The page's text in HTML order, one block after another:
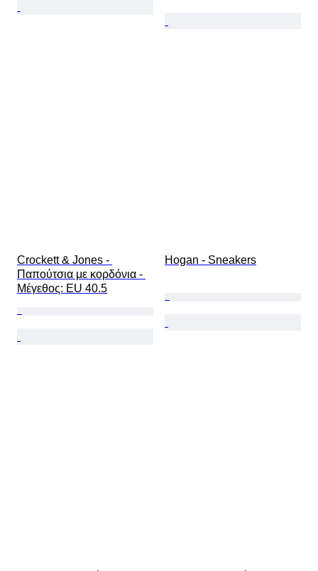
Crockett & Jones -
Παπούτσια με κορδόνια -
Mέγεθος: EU 40.5
Hogan - Sneakers